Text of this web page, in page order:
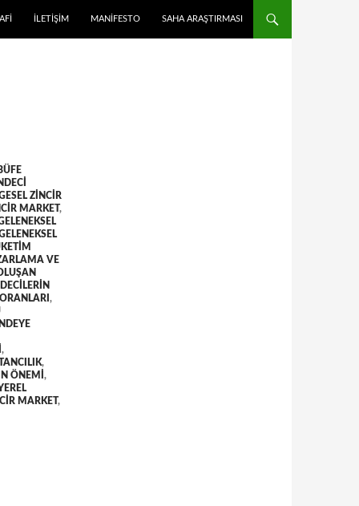
İLETIŞIM MANIFESTO SAHA ARAŞTIRMASI
ZINCIR
MARKET,
VE
,
,
,
ÖNEMI ,
MARKET,